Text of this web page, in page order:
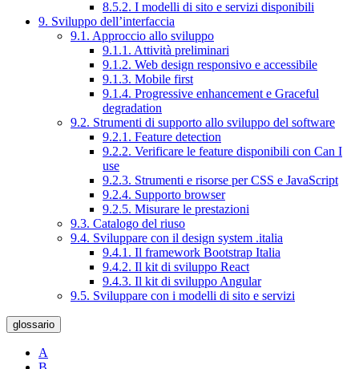
8.5.2. I modelli di sito e servizi disponibili
9. Sviluppo dell’interfaccia
9.1. Approccio allo sviluppo
9.1.1. Attività preliminari
9.1.2. Web design responsivo e accessibile
9.1.3. Mobile first
9.1.4. Progressive enhancement e Graceful
degradation
9.2. Strumenti di supporto allo sviluppo del software
9.2.1. Feature detection
9.2.2. Verificare le feature disponibili con Can I
use
9.2.3. Strumenti e risorse per CSS e JavaScript
9.2.4. Supporto browser
9.2.5. Misurare le prestazioni
9.3. Catalogo del riuso
9.4. Sviluppare con il design system .italia
9.4.1. Il framework Bootstrap Italia
9.4.2. Il kit di sviluppo React
9.4.3. Il kit di sviluppo Angular
9.5. Sviluppare con i modelli di sito e servizi
glossario
A